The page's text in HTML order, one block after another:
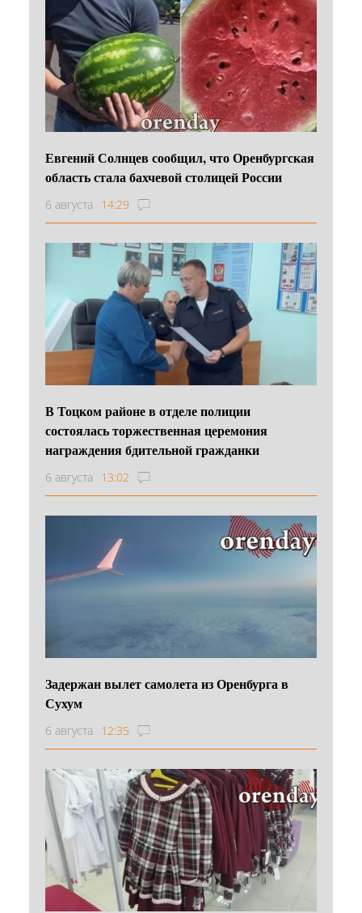
Евгений Солнцев сообщил, что Оренбургская
область стала бахчевой столицей России
6 августа 14:29
В Тоцком районе в отделе полиции
состоялась торжественная церемония
награждения бдительной гражданки
6 августа 13:02
Задержан вылет самолета из Оренбурга в
Сухум
6 августа 12:35